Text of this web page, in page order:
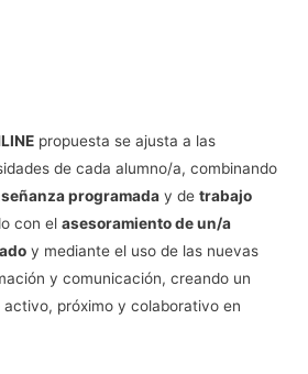
propuesta se ajusta a las
de cada alumno/a, combinando
programada y de trabajo
con el asesoramiento de un/a
y mediante el uso de las nuevas
y comunicación, creando un
próximo y colaborativo en